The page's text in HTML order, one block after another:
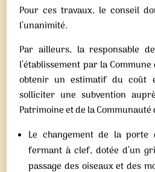
Pour ces travaux, le conseil
l’unanimité.
Par ailleurs, la responsable
l’établissement par la
obtenir un estimatif du coût
solliciter une subvention
Patrimoine et de la Communauté
Le changement de la
fermant à clef, dotée d’un
passage des oiseaux et des